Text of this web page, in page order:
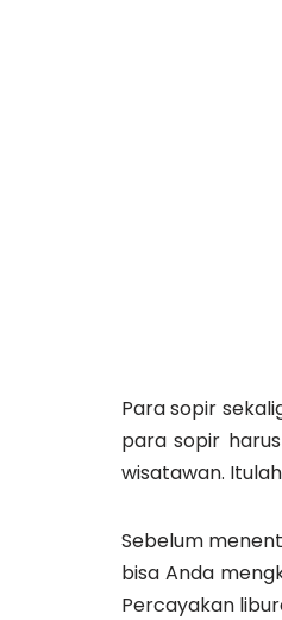
Para sopir
para sopir
wisatawan.
Sebelum
bisa Anda
Percayakan